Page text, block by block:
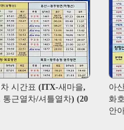
시간표 (ITX-새마을,
통근열차/셔틀열차) (20
아
화
안